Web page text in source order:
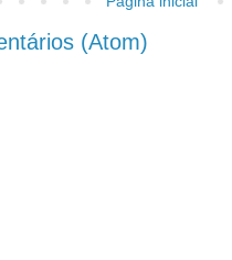
(Atom)